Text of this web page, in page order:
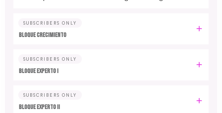
SUBSCRIBERS ONLY
BLOQUE CRECIMIENTO
SUBSCRIBERS ONLY
BLOQUE EXPERTO I
SUBSCRIBERS ONLY
BLOQUE EXPERTO II